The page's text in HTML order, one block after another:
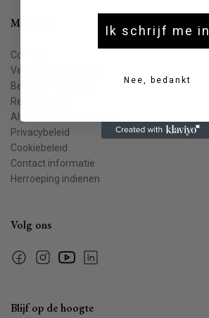
Meer info
Contact
Veelgestelde vragen
Bestellen & leveren
Retourneren
Algemene voorwaarden
Privacybeleid
Cookiebeleid
Contact informatie
Herroeping indienen
Volg ons
FacebookInstagramYouTubeLinkedin
Blijf op de hoogte
Ik schrijf me in
Nee, bedankt